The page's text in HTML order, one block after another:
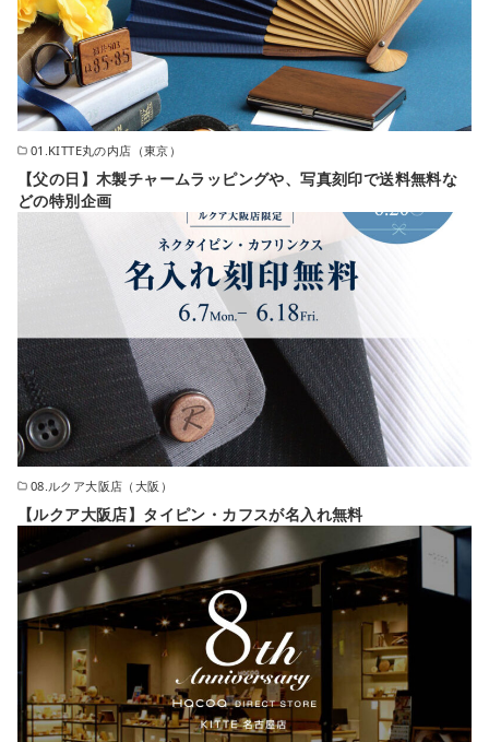
01.KITTE丸の内店（東京）
【父の日】木製チャームラッピングや、写真刻印で送料無料な
どの特別企画
08.ルクア大阪店（大阪）
【ルクア大阪店】タイピン・カフスが名入れ無料